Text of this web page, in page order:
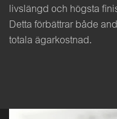
livslängd och högsta
Detta förbättrar både
totala ägarkostnad.